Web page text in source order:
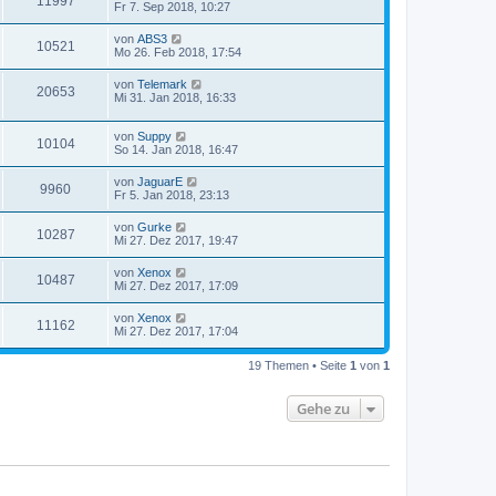
Fr 7. Sep 2018, 10:27
10521 von ABS3
Mo 26. Feb 2018, 17:54
20653 von Telemark
Mi 31. Jan 2018, 16:33
10104 von Suppy
So 14. Jan 2018, 16:47
9960 von JaguarE
Fr 5. Jan 2018, 23:13
10287 von Gurke
Mi 27. Dez 2017, 19:47
10487 von Xenox
Mi 27. Dez 2017, 17:09
11162 von Xenox
Mi 27. Dez 2017, 17:04
19 Themen • Seite 1 von 1
Gehe zu